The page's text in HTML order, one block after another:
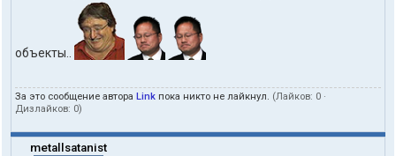
объекты..
За это сообщение автора Link пока никто не лайкнул. (Лайков: 0 ·
Дизлайков: 0)
metallsatanist